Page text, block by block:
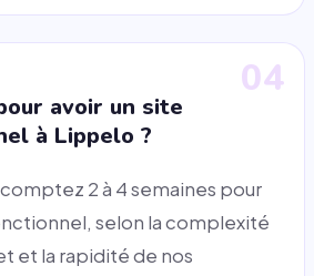
04
avoir un site
à Lippelo ?
2 à 4 semaines pour
selon la complexité
et la rapidité de nos